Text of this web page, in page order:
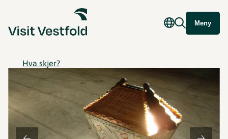
Meny
Hva skjer?